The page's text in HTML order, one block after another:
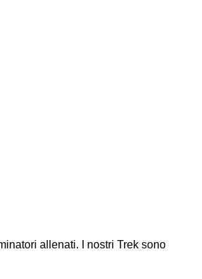
allenati. I nostri Trek sono